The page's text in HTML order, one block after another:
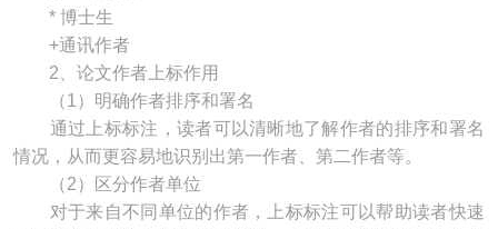
* 博士生
+通讯作者
2、论文作者上标作用
（1）明确作者排序和署名
通过上标标注，读者可以清晰地了解作者的排序和署名
情况，从而更容易地识别出第一作者、第二作者等。
（2）区分作者单位
对于来自不同单位的作者，上标标注可以帮助读者快速